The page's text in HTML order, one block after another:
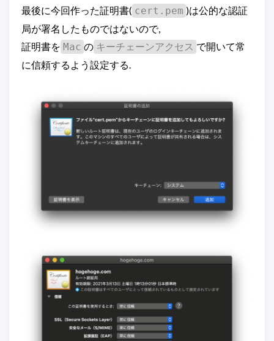
最後に今回作った証明書( cert.pem )は公的な認証
局が署名したものではないので,
証明書を Mac の キーチェーンアクセス で開いて常
に信頼するよう設定する.